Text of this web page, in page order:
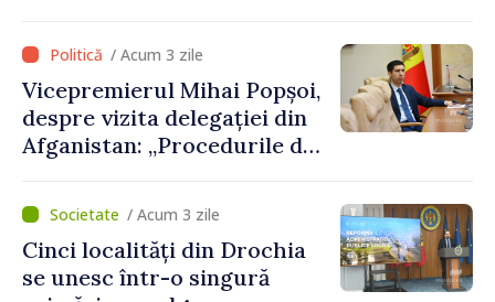
parcursul lunii august
/ Acum 3 zile
Vicepremierul Mihai Popșoi,
despre vizita delegației din
Afganistan: „Procedurile de
respectate întocmai. Nu s-
au constatat încălcări ale
prevederilor legale”
/ Acum 3 zile
Cinci localități din Drochia
se unesc într-o singură